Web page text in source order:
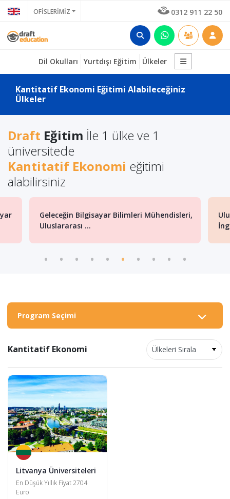
OFİSLERİMİZ 0312 911 22 50
Dil Okulları Yurtdışı Eğitim Ülkeler
Kantitatif Ekonomi Eğitimi Alabileceğiniz
Ülkeler
Draft Eğitim İle 1 ülke ve 1
üniversitede
Kantitatif Ekonomi eğitimi
alabilirsiniz
Geleceğin Bilgisayar Bilimleri Mühendisleri,
Uluslararası ...
Program Seçimi
Kantitatif Ekonomi
Litvanya Üniversiteleri
En Düşük Yıllık Fiyat 2704
Euro